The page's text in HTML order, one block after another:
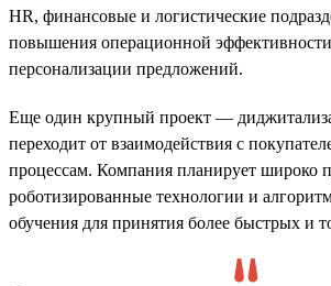
HR, финансовые и логистические
повышения операционной
персонализации предложений.
Еще один крупный проект —
переходит от взаимодействия с
процессам. Компания планирует широко
роботизированные технологии и
обучения для принятия более быстрых и